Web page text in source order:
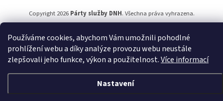
Používáme cookies, abychom Vám umožnili pohodlné
prohlížení webu a díky analýze provozu webu neustále
zlepšovali jeho funkce, výkon a použitelnost.Více informací
Nastavení
Copyright 2026 Párty služby DNH. Všechna práva vyhrazena.
Používámeověření věku Adulto